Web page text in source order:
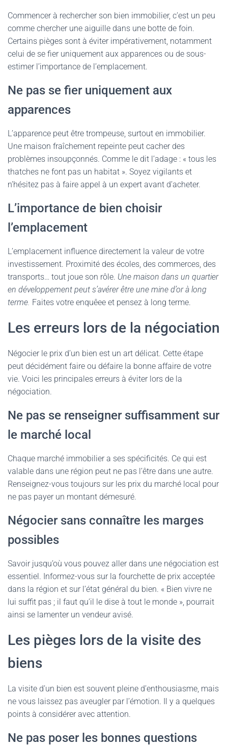
Commencer à rechercher son bien immobilier, c’est un peu
comme chercher une aiguille dans une botte de foin.
Certains pièges sont à éviter impérativement, notamment
celui de se fier uniquement aux apparences ou de sous-
estimer l’importance de l’emplacement.
Ne pas se fier uniquement aux
apparences
L’apparence peut être trompeuse, surtout en immobilier.
Une maison fraîchement repeinte peut cacher des
problèmes insoupçonnés. Comme le dit l’adage : « tous les
thatches ne font pas un habitat ». Soyez vigilants et
n’hésitez pas à faire appel à un expert avant d’acheter.
L’importance de bien choisir
l’emplacement
L’emplacement influence directement la valeur de votre
investissement. Proximité des écoles, des commerces, des
transports… tout joue son rôle. Une maison dans un quartier
en développement peut s’avérer être une mine d’or à long
terme. Faites votre enquêee et pensez à long terme.
Les erreurs lors de la négociation
Négocier le prix d’un bien est un art délicat. Cette étape
peut décidément faire ou défaire la bonne affaire de votre
vie. Voici les principales erreurs à éviter lors de la
négociation.
Ne pas se renseigner suffisamment sur
le marché local
Chaque marché immobilier a ses spécificités. Ce qui est
valable dans une région peut ne pas l’être dans une autre.
Renseignez-vous toujours sur les prix du marché local pour
ne pas payer un montant démesuré.
Négocier sans connaître les marges
possibles
Savoir jusqu’où vous pouvez aller dans une négociation est
essentiel. Informez-vous sur la fourchette de prix acceptée
dans la région et sur l’état général du bien. « Bien vivre ne
lui suffit pas ; il faut qu’il le dise à tout le monde », pourrait
ainsi se lamenter un vendeur avisé.
Les pièges lors de la visite des
biens
La visite d’un bien est souvent pleine d’enthousiasme, mais
ne vous laissez pas aveugler par l’émotion. Il y a quelques
points à considérer avec attention.
Ne pas poser les bonnes questions